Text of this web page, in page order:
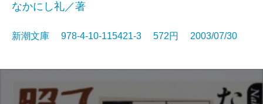
なかにし礼／著
新潮文庫 978-4-10-115421-3 572円 2003/07/30